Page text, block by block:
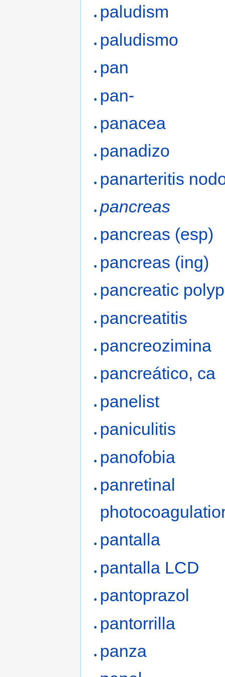
paludism
paludismo
pan
pan-
panacea
panadizo
panarteritis
pancreas
pancreas (esp)
pancreas (ing)
pancreatic
pancreatitis
pancreozimina
pancreático, ca
panelist
paniculitis
panofobia
panretinal
pantalla
pantalla LCD
pantoprazol
pantorrilla
panza